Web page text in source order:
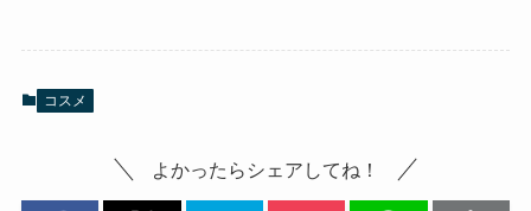
コスメ
よかったらシェアしてね！